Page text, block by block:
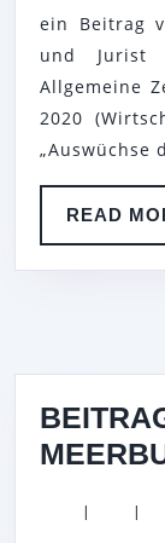
ein Beitrag
und Jurist
Allgemeine
2020
„Auswüchse
READ
| |